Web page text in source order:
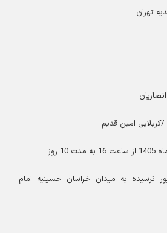
تهران
امین قدیم
نرسیده به میدان خراسان حسینیه امام